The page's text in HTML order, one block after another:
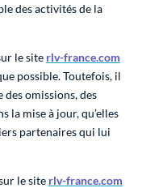
des activités de la
le site rlv-france.com
possible. Toutefois, il
omissions, des
la mise à jour, qu’elles
partenaires qui lui
le site rlv-france.com